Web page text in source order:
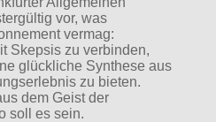
vor, was
vermag:
Skepsis zu verbinden,
glückliche Synthese aus
zu bieten.
dem Geist der
soll es sein.